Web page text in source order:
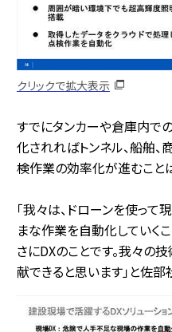
クリックで拡大表示
すでにタンカーや倉庫内で
化されればトンネル、船舶
検作業の効率化が進むこと
「我々は、ドローンを使っ
まな作業を自動化していく
さにDXのことです。我々の
献できると思います」と佐部